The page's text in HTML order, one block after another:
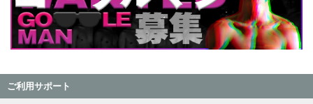
ご利用サポート